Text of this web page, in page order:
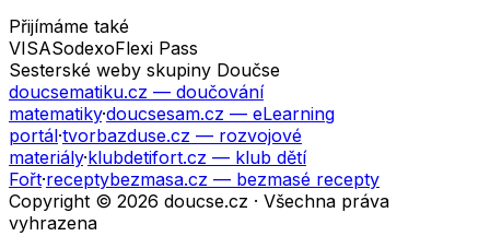
Přijímáme také
VISASodexoFlexi Pass
Sesterské weby skupiny Doučse
doucsematiku.cz — doučování
matematiky·doucsesam.cz — eLearning
portál·tvorbazduse.cz — rozvojové
materiály·klubdetifort.cz — klub dětí
Fořt·receptybezmasa.cz — bezmasé recepty
Copyright © 2026 doucse.cz · Všechna práva
vyhrazena